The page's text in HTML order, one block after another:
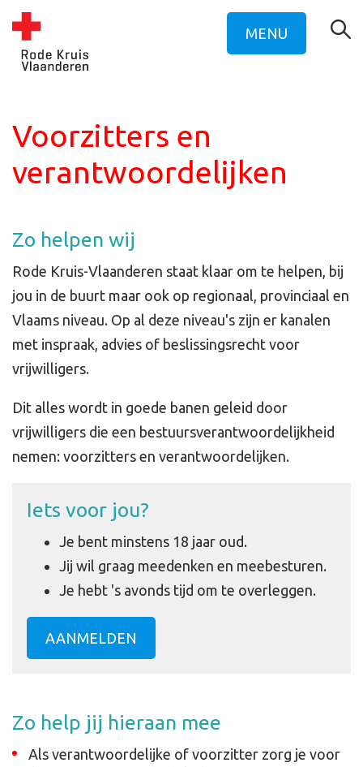
MENU
Voorzitters en
verantwoordelijken
Zo helpen wij
Rode Kruis-Vlaanderen staat klaar om te helpen, bij
jou in de buurt maar ook op regionaal, provinciaal en
Vlaams niveau. Op al deze niveau's zijn er kanalen
met inspraak, advies of beslissingsrecht voor
vrijwilligers.
Dit alles wordt in goede banen geleid door
vrijwilligers die een bestuursverantwoordelijkheid
nemen: voorzitters en verantwoordelijken.
Iets voor jou?
Je bent minstens 18 jaar oud.
Jij wil graag meedenken en meebesturen.
Je hebt 's avonds tijd om te overleggen.
AANMELDEN
Zo help jij hieraan mee
Als verantwoordelijke of voorzitter zorg je voor